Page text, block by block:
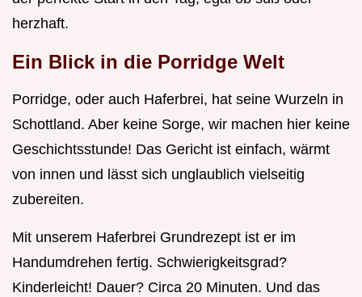
herzhaft.
Ein Blick in die Porridge Welt
Porridge, oder auch Haferbrei, hat seine Wurzeln in
Schottland. Aber keine Sorge, wir machen hier keine
Geschichtsstunde! Das Gericht ist einfach, wärmt
von innen und lässt sich unglaublich vielseitig
zubereiten.
Mit unserem Haferbrei Grundrezept ist er im
Handumdrehen fertig. Schwierigkeitsgrad?
Kinderleicht! Dauer? Circa 20 Minuten. Und das